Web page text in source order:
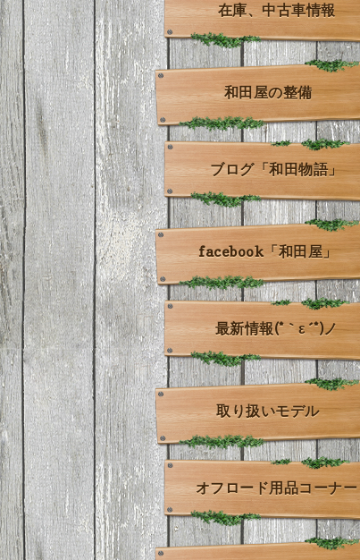
在庫、中古車情報
和田屋の整備
ブログ「和田物語」
facebook「和田屋」
最新情報(*｀ε´*)ノ
取り扱いモデル
オフロード用品コーナー